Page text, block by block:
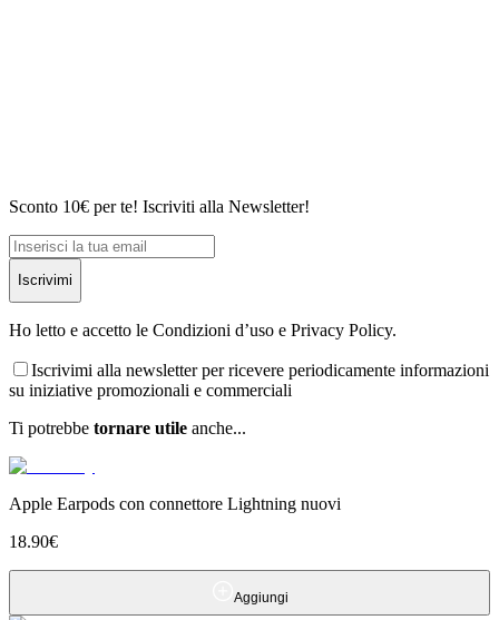
Sconto 10€ per te! Iscriviti alla Newsletter!
Iscrivimi
Ho letto e accetto le Condizioni d’uso e Privacy Policy.
Iscrivimi alla newsletter per ricevere periodicamente informazioni
su iniziative promozionali e commerciali
Ti potrebbe tornare utile anche...
Apple Earpods con connettore Lightning nuovi
18.90€
Aggiungi